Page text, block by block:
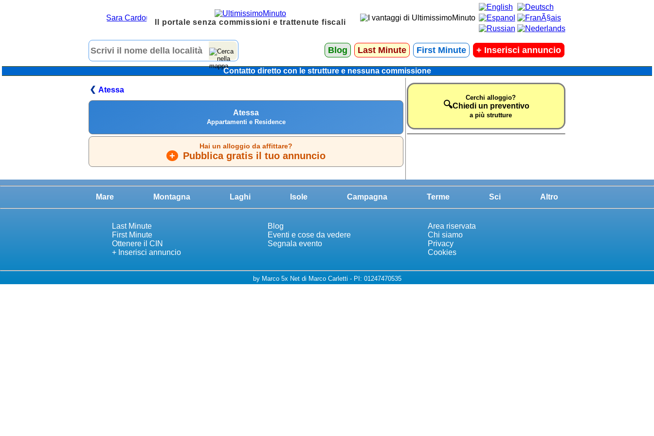
Il portale senza commissioni e trattenute fiscali
Blog Last Minute First Minute + Inserisci annuncio
Contatto diretto con le strutture e nessuna commissione
Atessa
Atessa
Appartamenti e Residence
Hai un alloggio da affittare?
+ Pubblica gratis il tuo annuncio
🔍
Cerchi alloggio?
Chiedi un preventivo
a più strutture
Mare Montagna Laghi Isole Campagna Terme Sci Altro
Last Minute
First Minute
Ottenere il CIN
+ Inserisci annuncio
Blog
Eventi e cose da vedere
Segnala evento
Area riservata
Chi siamo
Privacy
Cookies
by Marco 5x Net di Marco Carletti - PI: 01247470535